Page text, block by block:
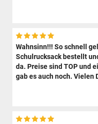
Wahnsinn!!! So schnell
Schulrucksack bestellt
da. Preise sind TOP und
gab es auch noch. Vielen